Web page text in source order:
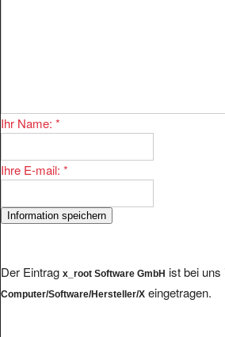
Ihr Name: *
Ihre E-mail: *
Der Eintrag x_root Software GmbH ist bei
Computer/Software/Hersteller/X eingetragen.